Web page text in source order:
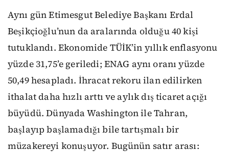
Aynı gün Etimesgut Belediye Başkanı Erdal
Beşikçioğlu’nun da aralarında olduğu 40 kişi
tutuklandı. Ekonomide TÜİK’in yıllık enflasyonu
yüzde 31,75’e geriledi; ENAG aynı oranı yüzde
50,49 hesapladı. İhracat rekoru ilan edilirken
ithalat daha hızlı arttı ve aylık dış ticaret açığı
büyüdü. Dünyada Washington ile Tahran,
başlayıp başlamadığı bile tartışmalı bir
müzakereyi konuşuyor. Bugünün satır arası: